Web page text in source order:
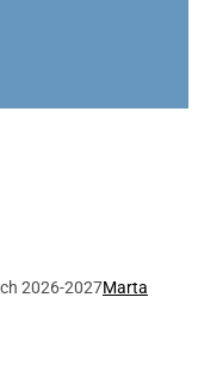
2026-2027Marta